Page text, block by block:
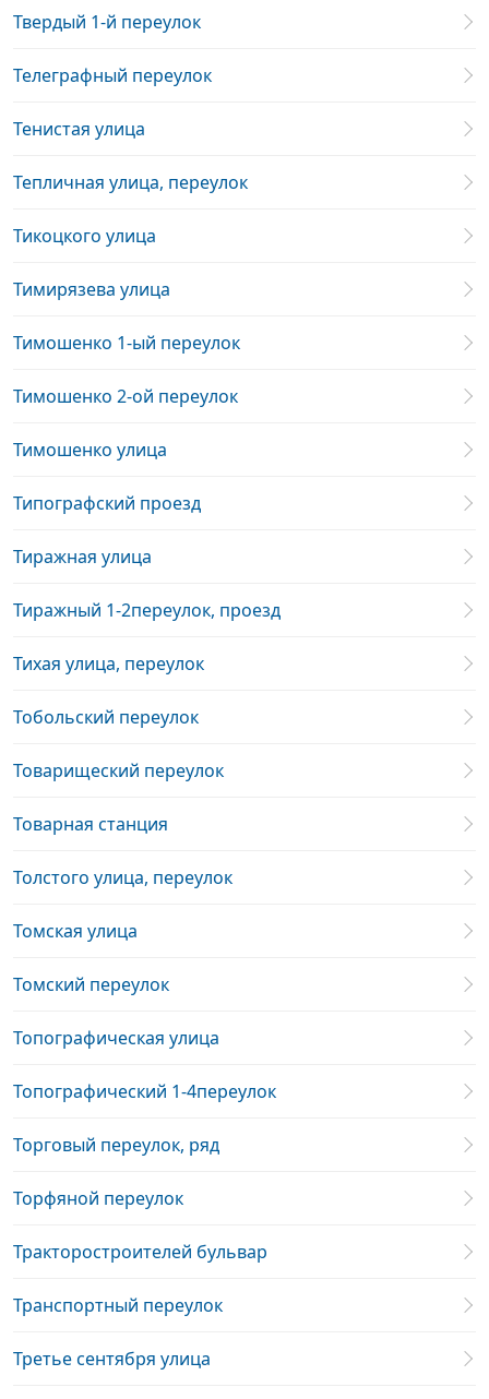
Твердый 1-й переулок
Телеграфный переулок
Тенистая улица
Тепличная улица, переулок
Тикоцкого улица
Тимирязева улица
Тимошенко 1-ый переулок
Тимошенко 2-ой переулок
Тимошенко улица
Типографский проезд
Тиражная улица
Тиражный 1-2переулок, проезд
Тихая улица, переулок
Тобольский переулок
Товарищеский переулок
Товарная станция
Толстого улица, переулок
Томская улица
Томский переулок
Топографическая улица
Топографический 1-4переулок
Торговый переулок, ряд
Торфяной переулок
Тракторостроителей бульвар
Транспортный переулок
Третье сентября улица